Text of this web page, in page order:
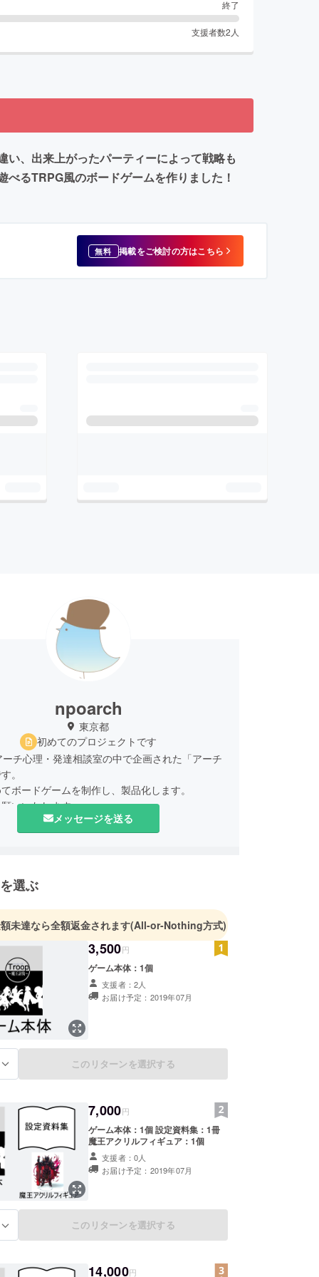
終了
支援者数2 人
、出来上がったパーティーによって戦略も
るTRPG風のボードゲームを作りました！
無料 掲載をご検討の方はこちら
npoarch
東京都
初めてのプロジェクトです
チ心理・発達相談室の中で企画された「アーチ
。
ボードゲームを制作し、製品化します。
いいたします。
メッセージを送る
選ぶ
未達なら全額返金されます(All-or-Nothing方式)
3,500円
ゲーム本体：1個
支援者：2人
お届け予定：2019年07月
このリターンを選択する
7,000円
ゲーム本体：1個 設定資料集：1冊
魔王アクリルフィギュア：1個
支援者：0人
お届け予定：2019年07月
このリターンを選択する
14,000円